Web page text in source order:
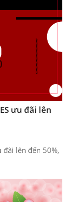
ưu đãi lên
đãi lên đến 50%,